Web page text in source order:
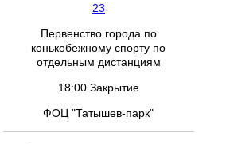
23
Первенство города по
конькобежному спорту по
отдельным дистанциям
18:00 Закрытие
ФОЦ "Татышев-парк"